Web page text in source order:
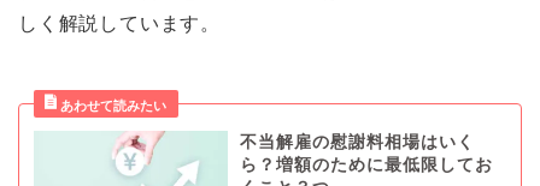
しく解説しています。
不当解雇の慰謝料相場はいく
ら？増額のために最低限してお